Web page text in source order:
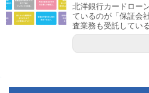
北洋銀行カードロー
ているのが「保証会
査業務も受託してい